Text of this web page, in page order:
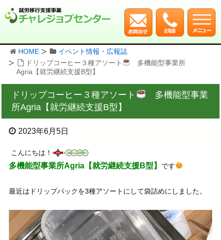
HOME
イベント情報・広報誌
ドリップコーヒー３種アソート
多機能型事業所
Agria【就労継続支援B型】
ドリップコーヒー３種アソート
多機能型事業
所Agria【就労継続支援B型】
2023年6月5日
こんにちは！
多機能型事業所Agria【就労継続支援B型】 です
最近はドリップパックを3種アソートにして袋詰めにしました。